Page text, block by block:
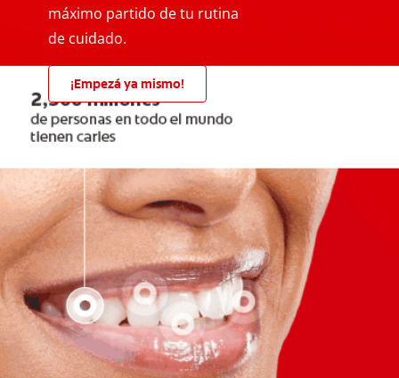
máximo partido de tu rutina
de cuidado.
¡Empezá ya mismo!